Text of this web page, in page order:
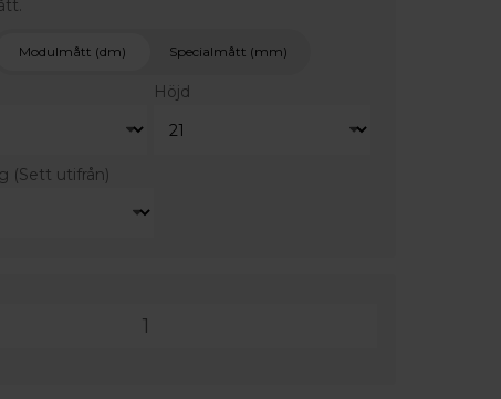
Modulmått (dm) Specialmått (mm)
Höjd
(Sett utifrån)